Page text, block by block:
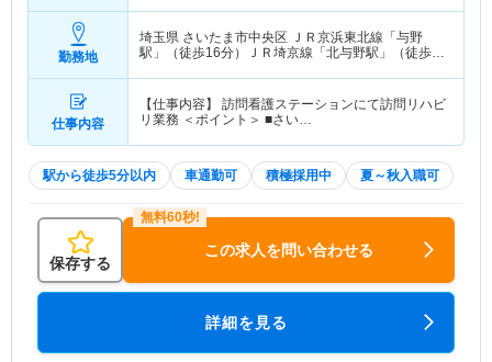
勤務地
埼玉県 さいたま市中央区 ＪＲ京浜東北線「与野
駅」（徒歩16分）ＪＲ埼京線「北与野駅」（徒歩
仕事内容
【仕事内容】 訪問看護ステーションにて訪問リハビ
リ業務 ＜ポイント＞ ■さい…
駅から徒歩5分以内 車通勤可 積極採用中 夏～秋入職可
保存する
この求人を問い合わせる
詳細を見る